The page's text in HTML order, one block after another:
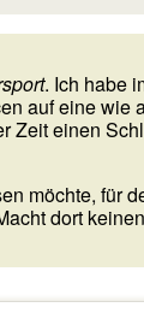
. Ich habe
auf eine wie
Zeit einen
möchte, für
dort